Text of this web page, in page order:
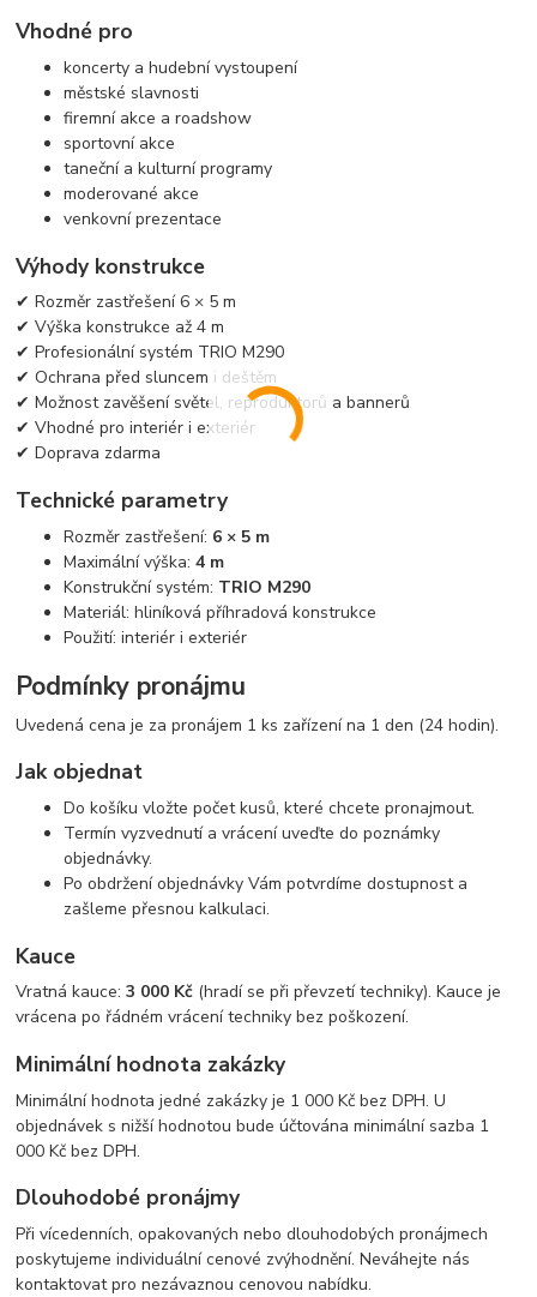
Vhodné pro
koncerty a hudební vystoupení
městské slavnosti
firemní akce a roadshow
sportovní akce
taneční a kulturní programy
moderované akce
venkovní prezentace
Výhody konstrukce
✔ Rozměr zastřešení 6 × 5 m
✔ Výška konstrukce až 4 m
✔ Profesionální systém TRIO M290
✔ Ochrana před sluncem i deštěm
✔ Možnost zavěšení světel, reproduktorů a bannerů
✔ Vhodné pro interiér i exteriér
✔ Doprava zdarma
Technické parametry
Rozměr zastřešení: 6 × 5 m
Maximální výška:4 m
Konstrukční systém: TRIO M290
Materiál: hliníková příhradová konstrukce
Použití: interiér i exteriér
Podmínky pronájmu
Uvedená cena je za pronájem 1 ks zařízení na 1 den (24 hodin).
Jak objednat
Do košíku vložte počet kusů, které chcete pronajmout.
Termín vyzvednutí a vrácení uveďte do poznámky
objednávky.
Po obdržení objednávky Vám potvrdíme dostupnost a
zašleme přesnou kalkulaci.
Kauce
Vratná kauce:3 000 Kč (hradí se při převzetí techniky). Kauce je
vrácena po řádném vrácení techniky bez poškození.
Minimální hodnota zakázky
Minimální hodnota jedné zakázky je 1 000 Kč bez DPH. U
objednávek s nižší hodnotou bude účtována minimální sazba 1
000 Kč bez DPH.
Dlouhodobé pronájmy
Při vícedenních, opakovaných nebo dlouhodobých pronájmech
poskytujeme individuální cenové zvýhodnění. Neváhejte nás
kontaktovat pro nezávaznou cenovou nabídku.